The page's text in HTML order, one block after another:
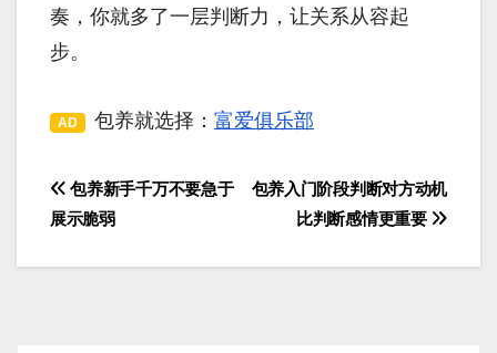
奏，你就多了一层判断力，让关系从容起
步。
AD 包养就选择： 富爱俱乐部
文
导
包养入门阶段判断对方动机
比判断感情更重要
包养新手千万不要急于
展示脆弱